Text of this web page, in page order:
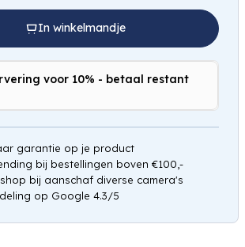
In winkelmandje
voor 10% - betaal restant
garantie op je product
bij bestellingen boven €100,-
bij aanschaf diverse camera's
op Google 4.3/5